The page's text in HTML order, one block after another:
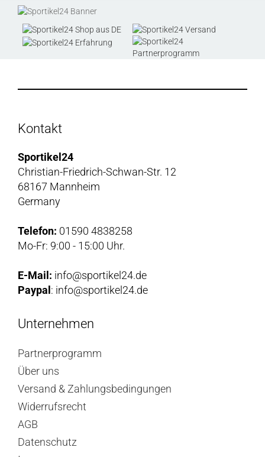
Kontakt
Sportikel24
Christian-Friedrich-Schwan-Str. 12
68167 Mannheim
Germany
Telefon: 01590 4838258
Mo-Fr: 9:00 - 15:00 Uhr.
E-Mail: info@sportikel24.de
Paypal : info@sportikel24.de
Unternehmen
Partnerprogramm
Über uns
Versand & Zahlungsbedingungen
Widerrufsrecht
AGB
Datenschutz